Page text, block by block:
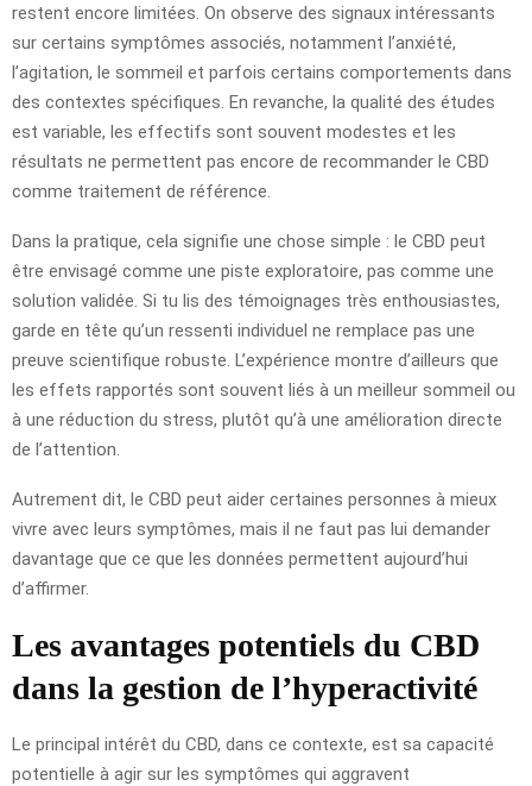
restent encore limitées. On observe des signaux intéressants
sur certains symptômes associés, notamment l’anxiété,
l’agitation, le sommeil et parfois certains comportements dans
des contextes spécifiques. En revanche, la qualité des études
est variable, les effectifs sont souvent modestes et les
résultats ne permettent pas encore de recommander le CBD
comme traitement de référence.
Dans la pratique, cela signifie une chose simple : le CBD peut
être envisagé comme une piste exploratoire, pas comme une
solution validée. Si tu lis des témoignages très enthousiastes,
garde en tête qu’un ressenti individuel ne remplace pas une
preuve scientifique robuste. L’expérience montre d’ailleurs que
les effets rapportés sont souvent liés à un meilleur sommeil ou
à une réduction du stress, plutôt qu’à une amélioration directe
de l’attention.
Autrement dit, le CBD peut aider certaines personnes à mieux
vivre avec leurs symptômes, mais il ne faut pas lui demander
davantage que ce que les données permettent aujourd’hui
d’affirmer.
Les avantages potentiels du CBD
dans la gestion de l’hyperactivité
Le principal intérêt du CBD, dans ce contexte, est sa capacité
potentielle à agir sur les symptômes qui aggravent